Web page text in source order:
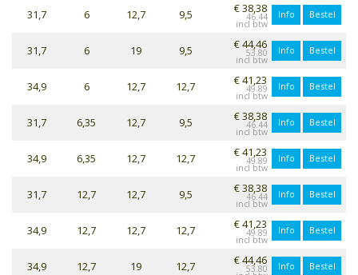
31,7
6 12,7 9,5 € 38,38
46.44 Info Bestel
31,7 6 19 9,5 € 44,46
53.80 Info Bestel
34,9 6 12,7 12,7 € 41,23
49.89 Info Bestel
31,7 6,35 12,7 9,5 € 38,38
46.44 Info Bestel
34,9 6,35 12,7 12,7 € 41,23
49.89 Info Bestel
31,7 12,7 12,7 9,5 € 38,38
46.44 Info Bestel
34,9 12,7 12,7 12,7 € 41,23
49.89 Info Bestel
34,9 12,7 19 12,7 € 44,46
53.80 Info Bestel